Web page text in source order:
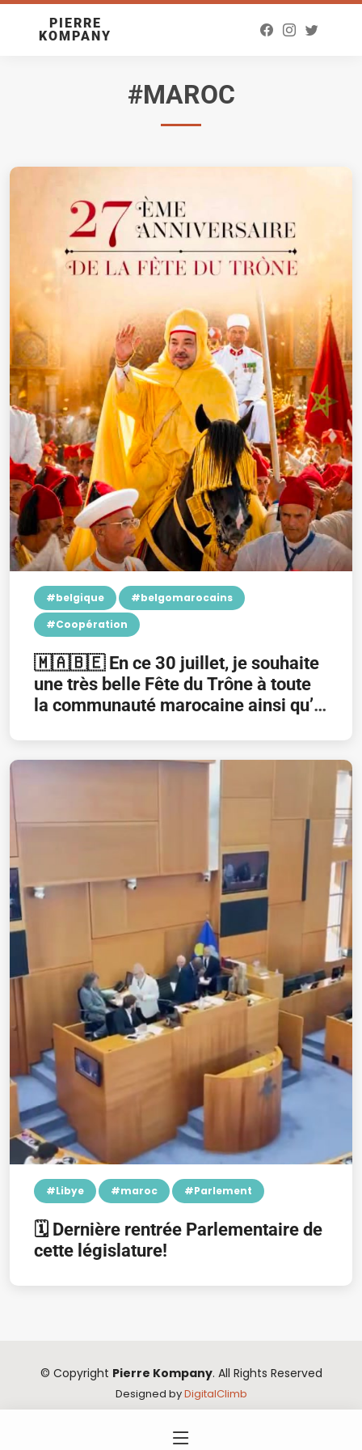
PIERRE
KOMPANY
#MAROC
#belgique
#belgomarocains
#Coopération
🇲🇦🇧🇪 En ce 30 juillet, je souhaite
une très belle Fête du Trône à toute
la communauté marocaine ainsi qu’à
#Libye #maroc #Parlement
🗓️ Dernière rentrée Parlementaire de
cette législature!
© Copyright Pierre Kompany. All Rights Reserved
Designed byDigitalClimb